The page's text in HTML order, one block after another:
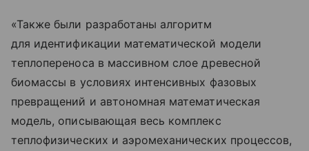
«Также были разработаны алгоритм
для идентификации математической модели
теплопереноса в массивном слое древесной
биомассы в условиях интенсивных фазовых
превращений и автономная математическая
модель, описывающая весь комплекс
теплофизических и аэромеханических процессов,